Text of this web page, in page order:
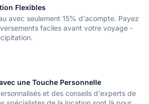
Flexibles
avec seulement 15% d'acompte. Payez
faciles avant votre voyage -
une Touche Personnelle
et des conseils d'experts de